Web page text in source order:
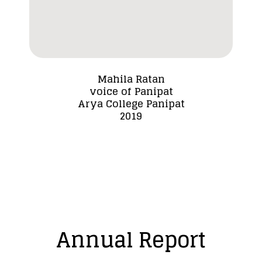
Mahila Ratan
voice of Panipat
Arya College Panipat
2019
Annual Report